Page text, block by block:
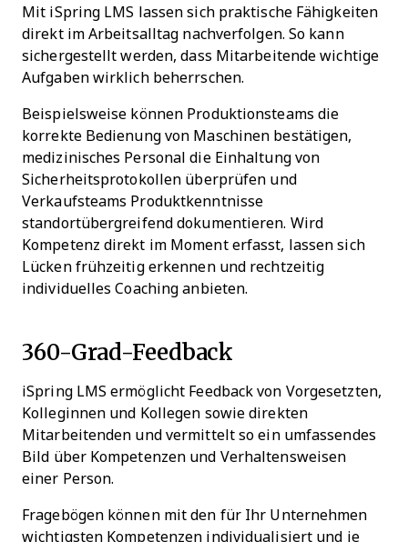
Mit iSpring LMS lassen sich praktische Fähigkeiten
direkt im Arbeitsalltag nachverfolgen. So kann
sichergestellt werden, dass Mitarbeitende wichtige
Aufgaben wirklich beherrschen.
Beispielsweise können Produktionsteams die
korrekte Bedienung von Maschinen bestätigen,
medizinisches Personal die Einhaltung von
Sicherheitsprotokollen überprüfen und
Verkaufsteams Produktkenntnisse
standortübergreifend dokumentieren. Wird
Kompetenz direkt im Moment erfasst, lassen sich
Lücken frühzeitig erkennen und rechtzeitig
individuelles Coaching anbieten.
360-Grad-Feedback
iSpring LMS ermöglicht Feedback von Vorgesetzten,
Kolleginnen und Kollegen sowie direkten
Mitarbeitenden und vermittelt so ein umfassendes
Bild über Kompetenzen und Verhaltensweisen
einer Person.
Fragebögen können mit den für Ihr Unternehmen
wichtigsten Kompetenzen individualisiert und je